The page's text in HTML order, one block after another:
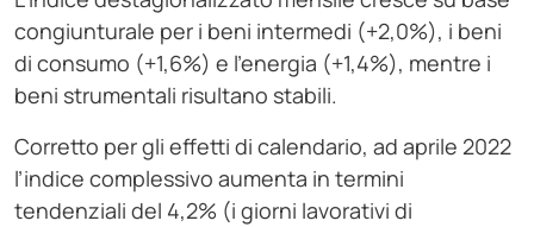
congiunturale per i beni intermedi (+2,0%), i beni
di consumo (+1,6%) e l’energia (+1,4%), mentre i
beni strumentali risultano stabili.
Corretto per gli effetti di calendario, ad aprile 2022
l’indice complessivo aumenta in termini
tendenziali del 4,2% (i giorni lavorativi di